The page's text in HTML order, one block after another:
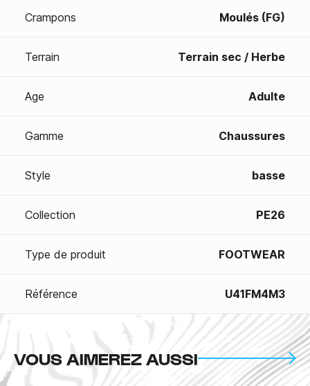
Crampons Moulés (FG)
Terrain Terrain sec / Herbe
Age Adulte
Gamme Chaussures
Style basse
Collection PE26
Type de produit FOOTWEAR
Référence U41FM4M3
VOUS AIMEREZ AUSSI